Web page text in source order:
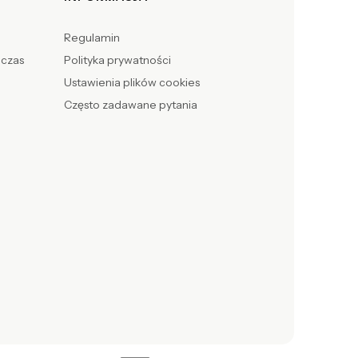
Regulamin
Polityka prywatności
Ustawienia plików cookies
Często zadawane pytania